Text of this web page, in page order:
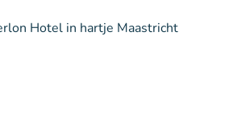
Hotel in hartje Maastricht